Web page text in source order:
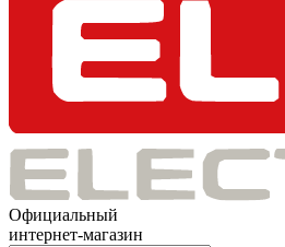
Официальный
интернет-магазин